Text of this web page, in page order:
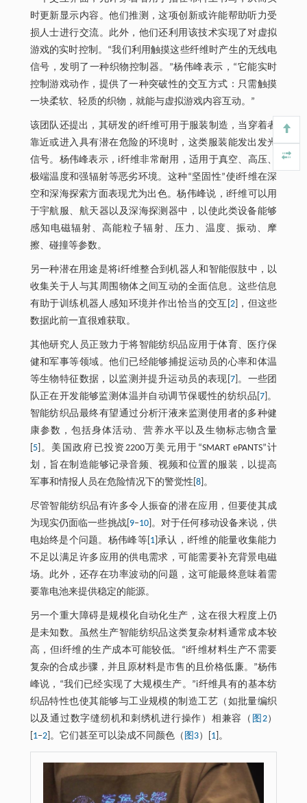
时更新显示内容。他们推测，这项创新或许能帮助听力受
损人士进行交流。此外，他们还利用该技术实现了对虚拟
游戏的实时控制。“我们利用触摸这些纤维时产生的无线电
信号，发明了一种织物控制器。”杨伟峰表示，“它能实时
控制游戏动作，提供了一种突破性的交互方式：只需触摸
一块柔软、轻质的织物，就能与虚拟游戏内容互动。”
该团队还提出，其研发的i纤维可用于服装制造，当穿着者
靠近或进入具有潜在危险的环境时，这类服装能发出发光
信号。杨伟峰表示，i纤维非常耐用，适用于真空、高压、
极端温度和强辐射等恶劣环境。这种“坚固性”使i纤维在深
空和深海探索方面表现尤为出色。杨伟峰说，i纤维可以用
于宇航服、航天器以及深海探测器中，以使此类设备能够
感知电磁辐射、高能粒子辐射、压力、温度、振动、摩
擦、碰撞等参数。
另一种潜在用途是将i纤维整合到机器人和智能假肢中，以
收集关于人与其周围物体之间互动的全面信息。这些信息
有助于训练机器人感知环境并作出恰当的交互[ 2]，但这些
数据此前一直很难获取。
其他研究人员正致力于将智能纺织品应用于体育、医疗保
健和军事等领域。他们已经能够捕捉运动员的心率和体温
等生物特征数据，以监测并提升运动员的表现[ 7]。一些团
队正在开发能够监测体温并自动调节保暖性的纺织品[ 7]。
智能纺织品最终有望通过分析汗液来监测使用者的多种健
康参数，包括身体活动、营养水平以及生物标志物含量
5]。美国政府已投资2200万美元用于“SMART ePANTS”计
划，旨在制造能够记录音频、视频和位置的服装，以提高
军事和情报人员在危险情况下的警觉性[ 8]。
尽管智能纺织品有许多令人振奋的潜在应用，但要使其成
为现实仍面临一些挑战[ 9‒10]。对于任何移动设备来说，供
电始终是个问题。杨伟峰等[ 1]承认，i纤维的能量收集能力
不足以满足许多应用的供电需求，可能需要补充背景电磁
场。此外，还存在功率波动的问题，这可能最终意味着需
要靠电池来提供稳定的能源。
另一个重大障碍是规模化自动化生产，这在很大程度上仍
是未知数。虽然生产智能纺织品这类复杂材料通常成本较
高，但i纤维的生产成本可能较低。“i纤维材料生产不需要
复杂的合成步骤，并且原材料是市售的且价格低廉。”杨伟
峰说，“我们已经实现了大规模生产。”i纤维具有的基本纺
织品特性也使其能够与工业规模的制造工艺（如批量编织
以及通过数字缝纫机和刺绣机进行操作）相兼容（ 图2）
1‒2]。它们甚至可以染成不同颜色（ 图3）[ 1]。